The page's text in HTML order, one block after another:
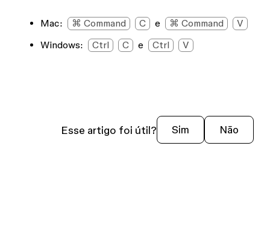
Mac: ⌘ Command C e ⌘ Command
V
Windows: Ctrl C e Ctrl V
Esse artigo foi útil? Sim Não